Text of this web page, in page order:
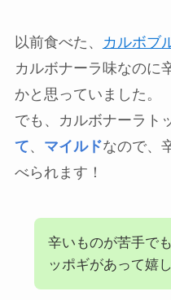
以前食べた、 カルボブ
カルボナーラ味なのに
かと思っていました。
でも、カルボナーラト
て、 マイルドなので、
べられます！
辛いものが苦手で
ッポギがあって嬉